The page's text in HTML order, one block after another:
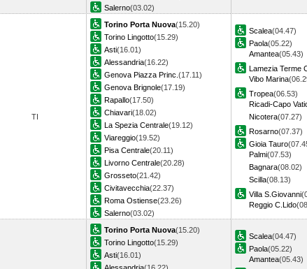
Salerno(03.02)
TI
Torino Porta Nuova(15.20)
Torino Lingotto(15.29)
Asti(16.01)
Alessandria(16.22)
Genova Piazza Princ. (17.11)
Genova Brignole(17.19)
Rapallo(17.50)
Chiavari(18.02)
La Spezia Centrale(19.12)
Viareggio(19.52)
Pisa Centrale(20.11)
Livorno Centrale(20.28)
Grosseto(21.42)
Civitavecchia(22.37)
Roma Ostiense(23.26)
Salerno(03.02)
Scalea(04.47)
Paola(05.22)
Amantea(05.43)
Lamezia Terme
Vibo Marina
Tropea(06.53)
Ricadi-Capo
Nicotera(07.27)
Rosarno(07.37)
Gioia Tauro
Palmi(07.53)
Bagnara(08.02)
Scilla(08.13)
Villa S.Giovanni
Reggio C.Lido
Torino Porta Nuova(15.20)
Torino Lingotto(15.29)
Asti(16.01)
Scalea(04.47)
Paola(05.22)
Amantea(05.43)